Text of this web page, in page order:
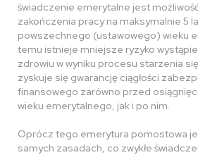
świadczenie emerytalne jest
zakończenia pracy na maksymalnie 5
powszechnego (ustawowego) wieku
temu istnieje mniejsze ryzyko
zdrowiu w wyniku procesu starzenia
zyskuje się gwarancję ciągłości
finansowego zarówno przed
wieku emerytalnego, jak i po nim.
Oprócz tego emerytura pomostowa
samych zasadach, co zwykłe